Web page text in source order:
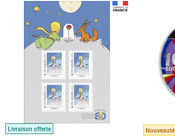
Livraison offerte
Prix 7,50€
Nouveauté